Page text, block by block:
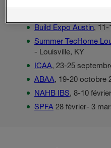
Build Expo Austin,
Summer TecHome
- Louisville, KY
ICAA, 23-25
ABAA, 19-20 octobre
NAHB IBS, 8-10
SPFA 28 février- 3